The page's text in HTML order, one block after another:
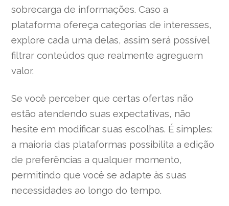
sobrecarga de informações. Caso a
plataforma ofereça categorias de interesses,
explore cada uma delas, assim será possível
filtrar conteúdos que realmente agreguem
valor.
Se você perceber que certas ofertas não
estão atendendo suas expectativas, não
hesite em modificar suas escolhas. É simples:
a maioria das plataformas possibilita a edição
de preferências a qualquer momento,
permitindo que você se adapte às suas
necessidades ao longo do tempo.